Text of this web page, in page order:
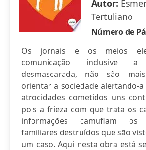
Autor:
Tertuliano
Número de
Os jornais e os meios
comunicação inclusive
desmascarada, não são
orientar a sociedade alertando-
atrocidades cometidos uns
pois a frieza com que trata os
informações camuflam os
familiares destruídos que são
um caso. Aqui nesta obra está